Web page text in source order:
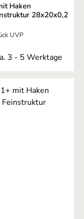
Haken
28x20x0,2
UVP
3 - 5 Werktage